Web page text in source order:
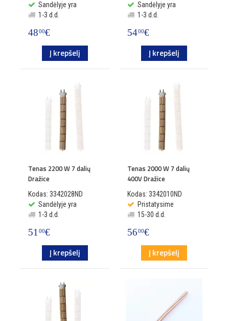
Sandėlyje yra
1-3 d.d.
4800€
Į krepšelį
Sandėlyje yra
1-3 d.d.
5400€
Į krepšelį
Tenas 2200 W 7 dalių
Dražice
Kodas: 3342028ND
Sandėlyje yra
1-3 d.d.
5100€
Į krepšelį
Tenas 2000 W 7 dalių
400V Dražice
Kodas: 3342010ND
Pristatysime
15-30 d.d.
5600€
Į krepšelį